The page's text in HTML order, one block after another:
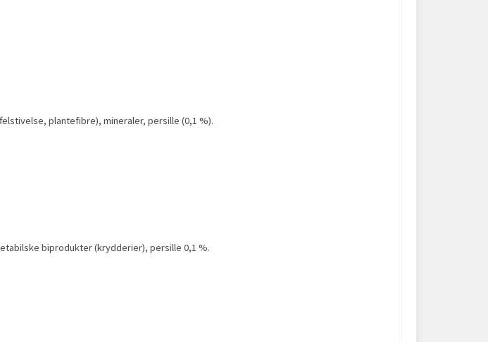
plantefibre), mineraler, persille (0,1 %).
biprodukter (krydderier), persille 0,1 %.